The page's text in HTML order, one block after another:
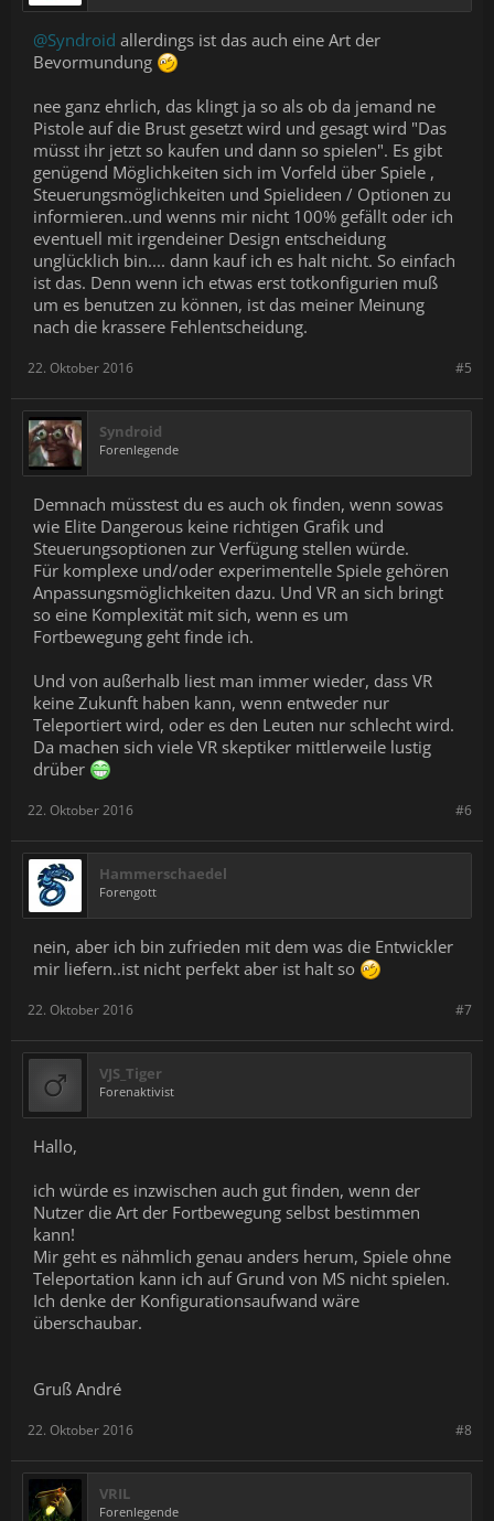
@Syndroid allerdings ist das auch eine Art der
Bevormundung
nee ganz ehrlich, das klingt ja so als ob da jemand ne
Pistole auf die Brust gesetzt wird und gesagt wird "Das
müsst ihr jetzt so kaufen und dann so spielen". Es gibt
genügend Möglichkeiten sich im Vorfeld über Spiele ,
Steuerungsmöglichkeiten und Spielideen / Optionen zu
informieren..und wenns mir nicht 100% gefällt oder ich
eventuell mit irgendeiner Design entscheidung
unglücklich bin.... dann kauf ich es halt nicht. So einfach
ist das. Denn wenn ich etwas erst totkonfigurien muß
um es benutzen zu können, ist das meiner Meinung
nach die krassere Fehlentscheidung.
#5
22. Oktober 2016
Syndroid
Forenlegende
Demnach müsstest du es auch ok finden, wenn sowas
wie Elite Dangerous keine richtigen Grafik und
Steuerungsoptionen zur Verfügung stellen würde.
Für komplexe und/oder experimentelle Spiele gehören
Anpassungsmöglichkeiten dazu. Und VR an sich bringt
so eine Komplexität mit sich, wenn es um
Fortbewegung geht finde ich.
Und von außerhalb liest man immer wieder, dass VR
keine Zukunft haben kann, wenn entweder nur
Teleportiert wird, oder es den Leuten nur schlecht wird.
Da machen sich viele VR skeptiker mittlerweile lustig
drüber
#6
22. Oktober 2016
Hammerschaedel
Forengott
nein, aber ich bin zufrieden mit dem was die Entwickler
mir liefern..ist nicht perfekt aber ist halt so
#7
22. Oktober 2016
VJS_Tiger
Forenaktivist
Hallo,
ich würde es inzwischen auch gut finden, wenn der
Nutzer die Art der Fortbewegung selbst bestimmen
kann!
Mir geht es nähmlich genau anders herum, Spiele ohne
Teleportation kann ich auf Grund von MS nicht spielen.
Ich denke der Konfigurationsaufwand wäre
überschaubar.
Gruß André
#8
22. Oktober 2016
VRIL
Forenlegende